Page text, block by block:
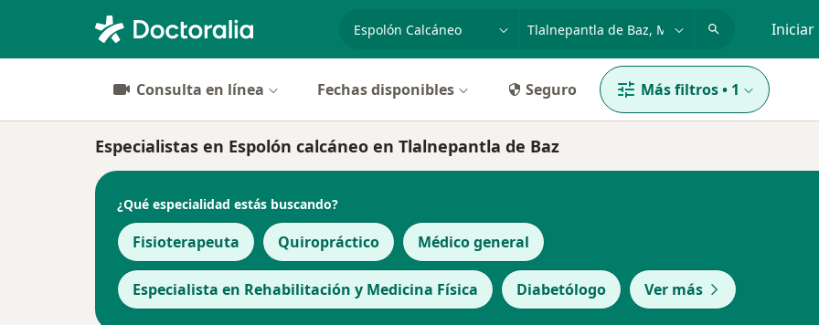
especialidad, enfermedad o nombre Iniciar
Consulta en línea Fechas disponibles Seguro Más filtros• 1
Especialistas en Espolón calcáneo en Tlalnepantla de Baz
¿Qué especialidad estás buscando?
Fisioterapeuta Quiropráctico Médico general
Especialista en Rehabilitación y Medicina Física Diabetólogo Ver más